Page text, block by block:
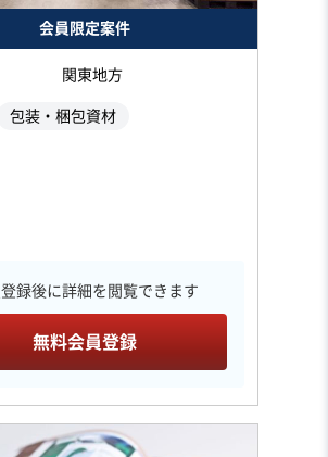
会員限定案件
関東地方
包装・梱包資材
録後に詳細を閲覧できます
無料会員登録